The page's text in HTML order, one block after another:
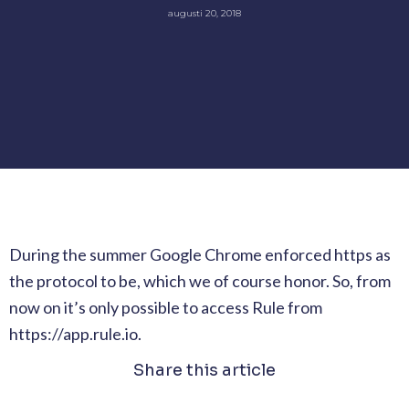
augusti 20, 2018
During the summer Google Chrome enforced https as
the protocol to be, which we of course honor. So, from
now on it’s only possible to access Rule from
https://app.rule.io.
Share this article